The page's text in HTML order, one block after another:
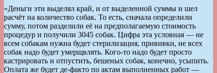
«Деньги эти выделял край, и от выделенной суммы и шел
расчёт на количество собак. То есть, сначала определили
сумму, потом разделили её на предполагаемую стоимость
процедур и получили 3045 собак. Цифра эта условная — не
всем собакам нужна будет стерилизация, прививки, не всех
собак надо будет умерщвлять. Кого-то надо будет просто
кастрировать и отпустить, бешеных собак, конечно, усыпить.
Оплата же будет де-факто по актам выполненных работ —